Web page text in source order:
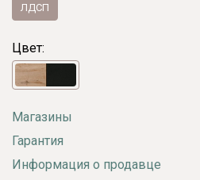
ЛДСП
Цвет:
Магазины
Гарантия
Информация о продавце